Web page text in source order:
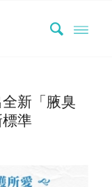
新「腋臭
準